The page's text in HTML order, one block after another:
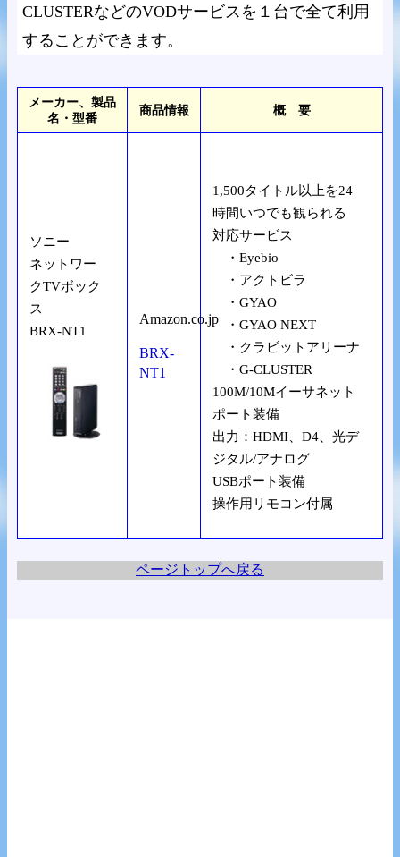
CLUSTERなどのVODサービスを１台で全て利用
することができます。
メーカー、製品
名・型番
商品情報 概 要
ソニー
ネットワー
クTVボック
ス
BRX-NT1
Amazon.co.jp
BRX-
NT1
1,500タイトル以上を24
時間いつでも観られる
対応サービス
・Eyebio
・アクトビラ
・GYAO
・GYAO NEXT
・クラビットアリーナ
・G-CLUSTER
100M/10Mイーサネット
ポート装備
出力：HDMI、D4、光デ
ジタル/アナログ
USBポート装備
操作用リモコン付属
ページトップへ戻る